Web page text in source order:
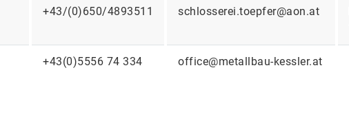
+43/(0)650/4893511 schlosserei.toepfer@aon.at
+43(0)5556 74 334 office@metallbau-kessler.at